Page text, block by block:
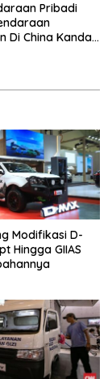
Pribadi
Di China Kandas
Modifikasi D-
Hingga GIIAS